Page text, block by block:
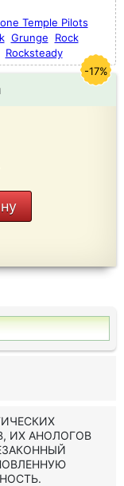
Temple Pilots
Grunge
Rock
Rocksteady
-17%
ИХ АНОЛОГОВ